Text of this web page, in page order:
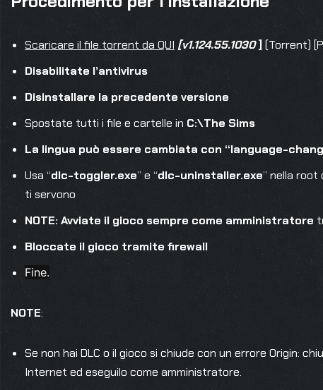
Scaricare il file torrent da QUI [v1.124.55.1030] (Torrent)
Disabilitate l’antivirus
Disinstallare la precedente versione
Spostate tutti i file e cartelle in C:\The Sims
La lingua può essere cambiata con “language-
Usa “dlc-toggler.exe” e “dlc-uninstaller.exe” nella root
ti servono
NOTE: Avviate il gioco sempre come amministratore
Bloccate il gioco tramite firewall
Fine.
NOTE:
Se non hai DLC o il gioco si chiude con un errore Origin:
Internet ed eseguilo come amministratore.